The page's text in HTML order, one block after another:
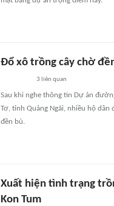
Đổ xô trồng cây chờ
3 liên quan
Sau khi nghe thông tin Dự án
Tơ, tỉnh Quảng Ngãi, nhiều hộ
đền bù.
Xuất hiện tình trạng
Kon Tum